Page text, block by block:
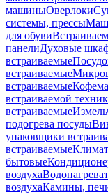
машиныОверлоки
системы, прессы
для обуви
панелиДуховые
встраиваемые
встраиваемые
встраиваемые
встраиваемой
встраиваемые
подогрева посуды
упаковщики
встраиваемые
бытовые
воздуха
воздухаКамины,